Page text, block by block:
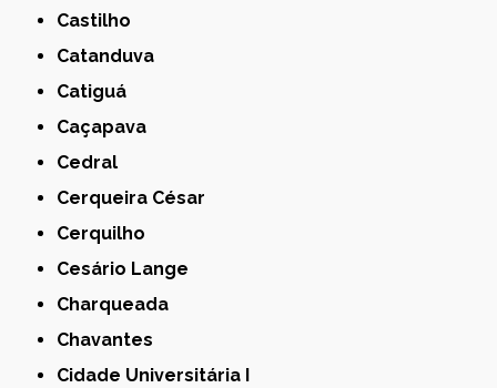
Castilho
Catanduva
Catiguá
Caçapava
Cedral
Cerqueira César
Cerquilho
Cesário Lange
Charqueada
Chavantes
Cidade Universitária I